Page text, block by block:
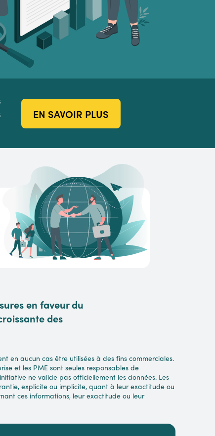
EN SAVOIR PLUS
en faveur du
des
en aucun cas être utilisées à des fins commerciales.
et les PME sont seules responsables de
ne valide pas officiellement les données. Les
explicite ou implicite, quant à leur exactitude ou
ces informations, leur exactitude ou leur